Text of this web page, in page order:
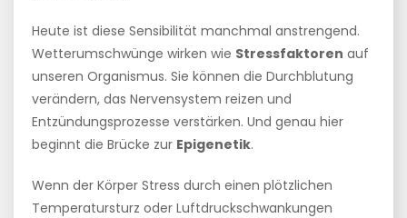
Heute ist diese Sensibilität manchmal anstrengend.
Wetterumschwünge wirken wie Stressfaktoren auf
unseren Organismus. Sie können die Durchblutung
verändern, das Nervensystem reizen und
Entzündungsprozesse verstärken. Und genau hier
beginnt die Brücke zur Epigenetik.
Wenn der Körper Stress durch einen plötzlichen
Temperatursturz oder Luftdruckschwankungen